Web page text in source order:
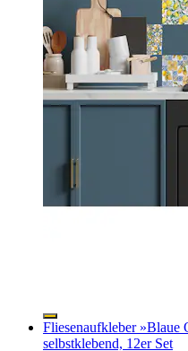
Fliesenaufkleber »Blaue
selbstklebend, 12er Set